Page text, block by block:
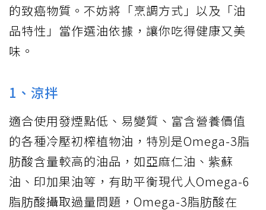
的致癌物質。不妨將「烹調方式」以及「油
品特性」當作選油依據，讓你吃得健康又美
味。
1、涼拌
適合使用發煙點低、易變質、富含營養價值
的各種冷壓初榨植物油，特別是Omega-3脂
肪酸含量較高的油品，如亞麻仁油、紫蘇
油、印加果油等，有助平衡現代人Omega-6
脂肪酸攝取過量問題，Omega-3脂肪酸在